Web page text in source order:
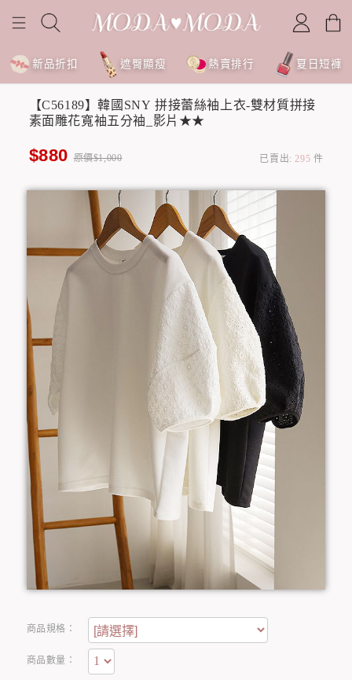
新品折扣 遮臀顯瘦 熱賣排行 夏日短褲
【C56189】韓國SNY 拼接蕾絲袖上衣-雙材質拼接
素面雕花寬袖五分袖_影片★★
$880 原價$1,000 已賣出:295 件
商品規格：
商品數量：